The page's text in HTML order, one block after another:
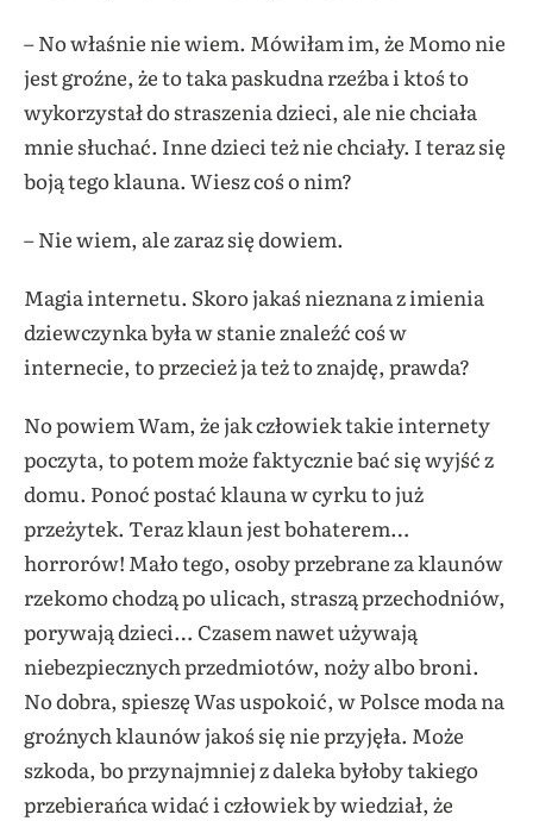
– No właśnie nie wiem. Mówiłam im, że Momo nie
jest groźne, że to taka paskudna rzeźba i ktoś to
wykorzystał do straszenia dzieci, ale nie chciała
mnie słuchać. Inne dzieci też nie chciały. I teraz się
boją tego klauna. Wiesz coś o nim?
– Nie wiem, ale zaraz się dowiem.
Magia internetu. Skoro jakaś nieznana z imienia
dziewczynka była w stanie znaleźć coś w
internecie, to przecież ja też to znajdę, prawda?
No powiem Wam, że jak człowiek takie internety
poczyta, to potem może faktycznie bać się wyjść z
domu. Ponoć postać klauna w cyrku to już
przeżytek. Teraz klaun jest bohaterem…
horrorów! Mało tego, osoby przebrane za klaunów
rzekomo chodzą po ulicach, straszą przechodniów,
porywają dzieci… Czasem nawet używają
niebezpiecznych przedmiotów, noży albo broni.
No dobra, spieszę Was uspokoić, w Polsce moda na
groźnych klaunów jakoś się nie przyjęła. Może
szkoda, bo przynajmniej z daleka byłoby takiego
przebierańca widać i człowiek by wiedział, że